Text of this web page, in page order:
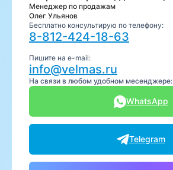
Менеджер по продажам
Олег Ульянов
Бесплатно консультирую по телефону:
8-812-424-18-63
Пишите на e-mail:
info@velmas.ru
На связи в любом удобном месенджере:
WhatsApp
Telegram